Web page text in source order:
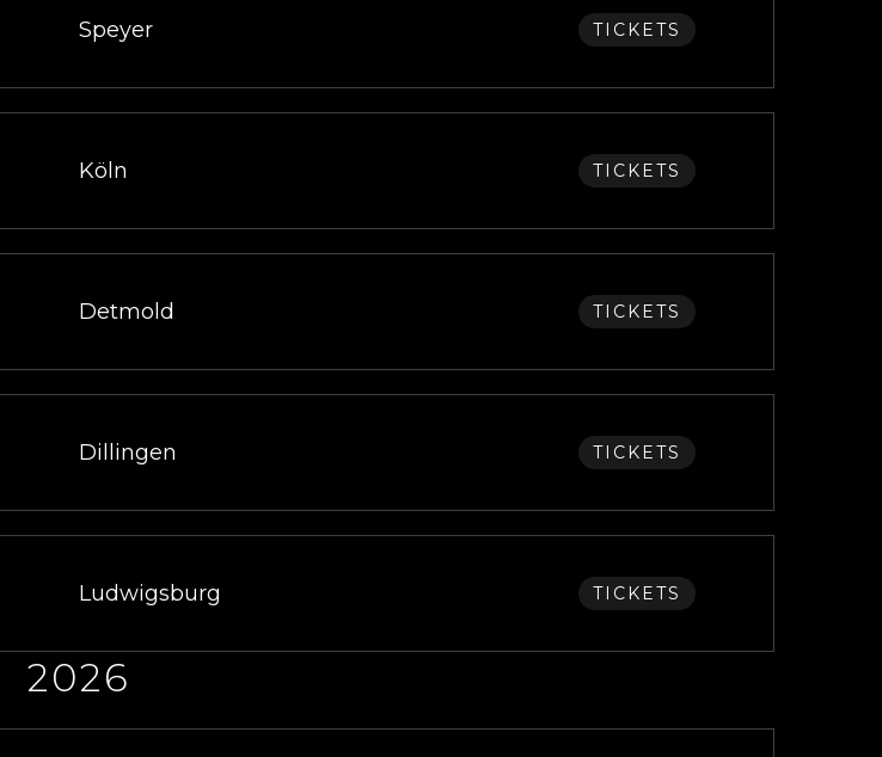
Speyer TICKETS
Köln TICKETS
Detmold TICKETS
Dillingen TICKETS
Ludwigsburg TICKETS
2026